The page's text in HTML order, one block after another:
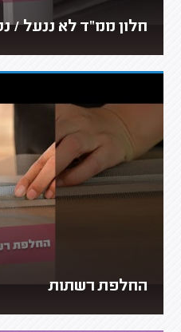
חלון ממ"ד לא ננעל /
החלפת רשתות